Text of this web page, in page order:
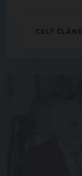
CELÝ